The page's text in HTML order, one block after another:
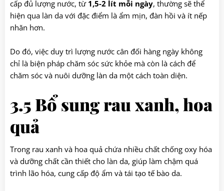
cấp đủ lượng nước, từ 1,5-2 lít mỗi ngày, thường sẽ thể
hiện qua làn da với đặc điểm là ẩm mịn, đàn hồi và ít nếp
nhăn hơn.
Do đó, việc duy trì lượng nước cân đối hàng ngày không
chỉ là biện pháp chăm sóc sức khỏe mà còn là cách để
chăm sóc và nuôi dưỡng làn da một cách toàn diện.
3.5 Bổ sung rau xanh, hoa
quả
Trong rau xanh và hoa quả chứa nhiều chất chống oxy hóa
và dưỡng chất cần thiết cho làn da, giúp làm chậm quá
trình lão hóa, cung cấp độ ẩm và tái tạo tế bào da.